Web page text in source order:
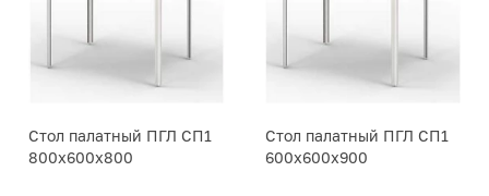
Стол палатный ПГЛ СП1
800х600х800
Стол палатный ПГЛ СП1
600х600х900